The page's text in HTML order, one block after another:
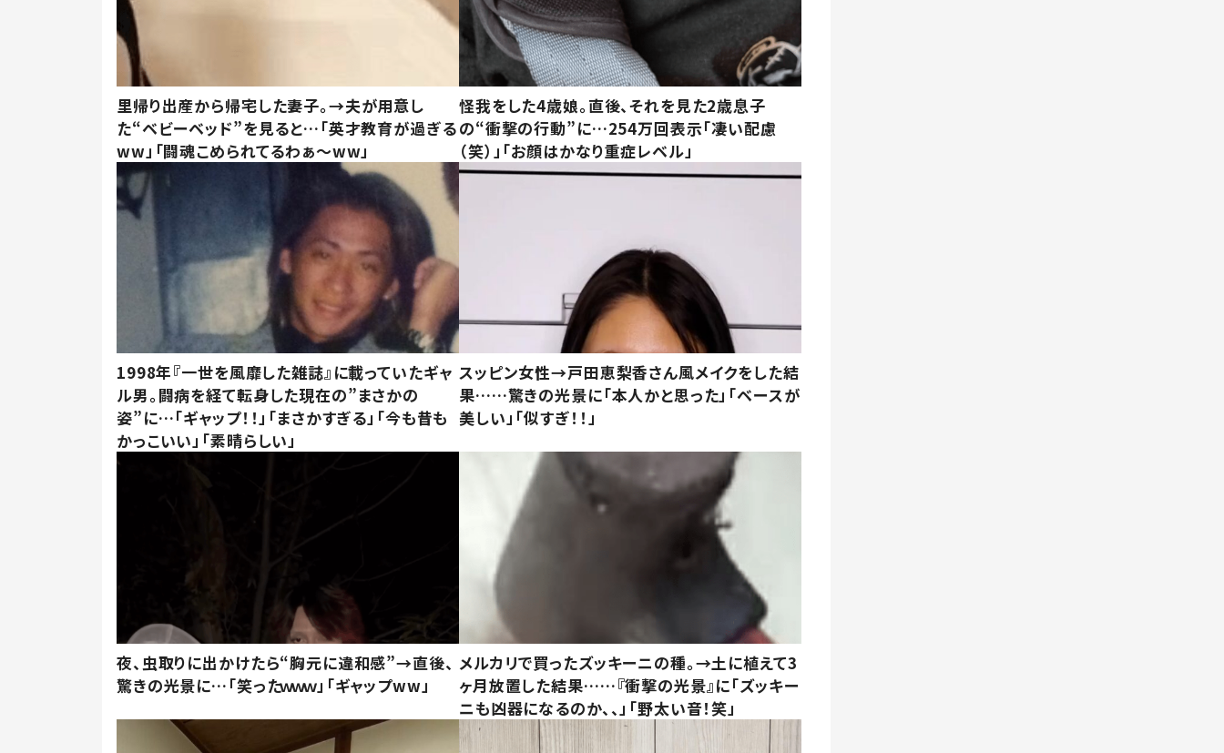
里帰り出産から帰宅した妻子。→夫が用意し
た“ベビーベッド”を見ると…「英才教育が過ぎる
ww」「闘魂こめられてるわぁ～ww」
怪我をした4歳娘。直後、それを見た2歳息子
の“衝撃の行動”に…254万回表示「凄い配慮
（笑）」「お顔はかなり重症レベル」
1998年『一世を風靡した雑誌』に載っていたギャ
ル男。闘病を経て転身した現在の”まさかの
姿”に…「ギャップ！！」「まさかすぎる」「今も昔も
かっこいい」「素晴らしい」
スッピン女性→戸田恵梨香さん風メイクをした結
果……驚きの光景に「本人かと思った」「ベースが
美しい」「似すぎ！！」
夜、虫取りに出かけたら“胸元に違和感”→直後、
驚きの光景に…「笑ったｗｗｗ」「ギャップww」
メルカリで買ったズッキーニの種。→土に植えて3
ヶ月放置した結果……『衝撃の光景』に「ズッキー
ニも凶器になるのか、、」「野太い音！笑」